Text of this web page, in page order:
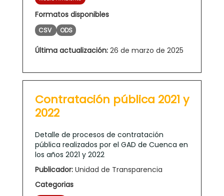
Formatos disponibles
CSV ODS
Última actualización: 26 de marzo de 2025
Contratación pública 2021 y
2022
Detalle de procesos de contratación
pública realizados por el GAD de Cuenca en
los años 2021 y 2022
Publicador: Unidad de Transparencia
Categorias